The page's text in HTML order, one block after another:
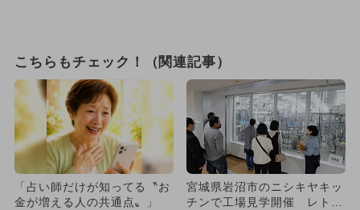
こちらもチェック！（関連記事）
「占い師だけが知ってる〝お
金が増える人の共通点〟」
宮城県岩沼市のニシキヤキッ
チンで工場見学開催 レトル